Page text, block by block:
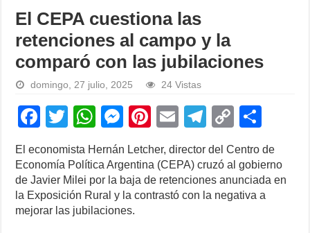
El CEPA cuestiona las
retenciones al campo y la
comparó con las jubilaciones
domingo, 27 julio, 2025 24 Vistas
F
c
e
b
T
wi
tt
er
W
at
s
A
M
e
ss
e
n
Pi
er
e
st
E
ail
T
el
e
gr
a
C
p
y
Li
h
ar
e
El economista Hernán Letcher, director del Centro de
Economía Política Argentina (CEPA) cruzó al gobierno
de Javier Milei por la baja de retenciones anunciada en
la Exposición Rural y la contrastó con la negativa a
mejorar las jubilaciones.